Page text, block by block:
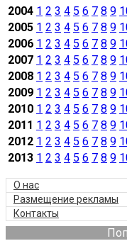
2004 1 2 3 4 5 6 7 8 9
2005 1 2 3 4 5 6 7 8 9
2006 1 2 3 4 5 6 7 8 9
2007 1 2 3 4 5 6 7 8 9
2008 1 2 3 4 5 6 7 8 9
2009 1 2 3 4 5 6 7 8 9
2010 1 2 3 4 5 6 7 8 9
2011 1 2 3 4 5 6 7 8 9
2012 1 2 3 4 5 6 7 8 9
2013 1 2 3 4 5 6 7 8 9
О нас
Размещение рекламы
Контакты